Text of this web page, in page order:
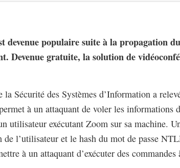
devenue populaire suite à la propagation
Devenue gratuite, la solution de
Sécurité des Systèmes d’Information a
à un attaquant de voler les informations
utilisateur exécutant Zoom sur sa machine.
l’utilisateur et le hash du mot de passe
à un attaquant d’exécuter des commandes